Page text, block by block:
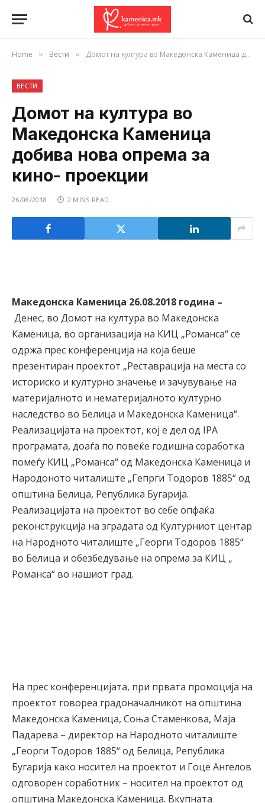
Home » Вести » Домот на култура во Македонска Каменица добива нова опрема за кино- проекции
ВЕСТИ
Домот на култура во
Македонска Каменица
добива нова опрема за
кино- проекции
26/08/2018 2 MINS READ
Македонска Каменица 26.08.2018 година –
Денес, во Домот на култура во Македонска
Каменица, во организација на КИЦ „Романса“ се
одржа прес конференција на која беше
презентиран проектот „Реставрација на места со
историско и културно значење и зачувување на
материјалното и нематеријалното културно
наследство во Белица и Македонска Каменица“.
Реализацијата на проектот, кој е дел од IPA
програмата, доаѓа по повеќе годишна соработка
помеѓу КИЦ „Романса“ од Македонска Каменица и
Народоното читалиште „Гепрги Тодоров 1885“ од
општина Белица, Република Бугарија.
Реализацијата на проектот во себе опфаќа
реконструкција на зградата од Културниот центар
на Народното читалиште „Георги Тодоров 1885“
во Белица и обезбедување на опрема за КИЦ „
Романса“ во нашиот град.
На прес конференцијата, при првата промоција на
проектот говореа градоначалникот на општина
Македонска Каменица, Соња Стаменкова, Маја
Падарева – директор на Народното читалиште
„Георги Тодоров 1885“ од Белица, Република
Бугарија како носител на проектот и Гоце Ангелов
одговорен соработник – носител на проектот од
општина Македонска Каменица. Вкупната